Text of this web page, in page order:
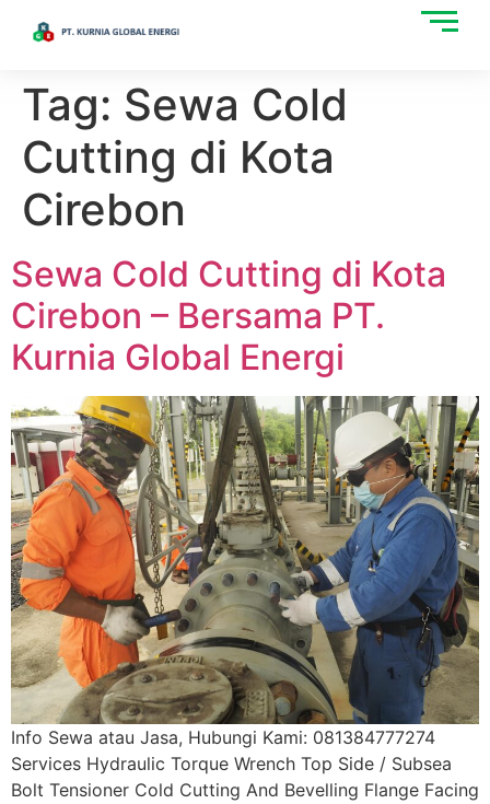
Tag: Sewa Cold
Cutting di Kota
Cirebon
Sewa Cold Cutting di Kota
Cirebon – Bersama PT.
Kurnia Global Energi
Info Sewa atau Jasa, Hubungi Kami: 081384777274
Services Hydraulic Torque Wrench Top Side / Subsea
Bolt Tensioner Cold Cutting And Bevelling Flange Facing